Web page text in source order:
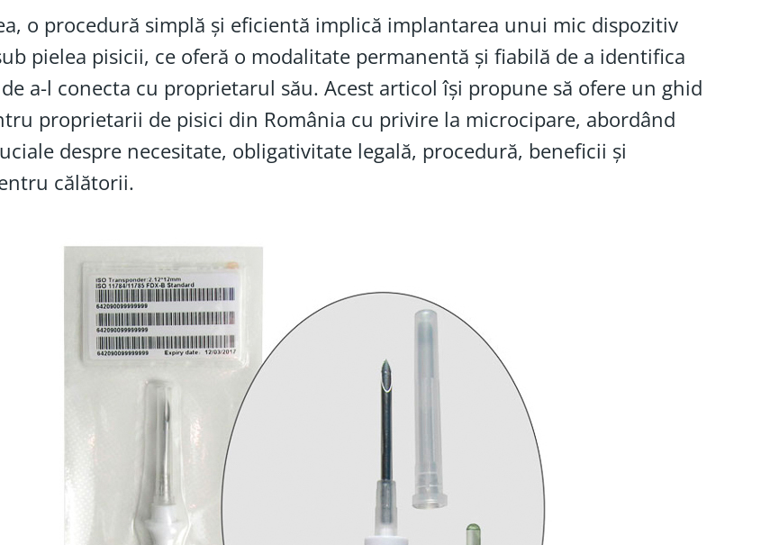
o procedură simplă și eficientă implică implantarea unui mic dispozitiv
pielea pisicii, ce oferă o modalitate permanentă și fiabilă de a identifica
a-l conecta cu proprietarul său. Acest articol își propune să ofere un ghid
proprietarii de pisici din România cu privire la microcipare, abordând
despre necesitate, obligativitate legală, procedură, beneficii și
călătorii.